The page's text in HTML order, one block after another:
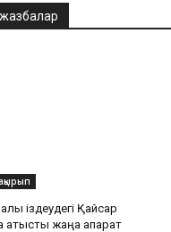
жазбалар
іздеудегі Қайсар
қатысты жаңа ақпарат